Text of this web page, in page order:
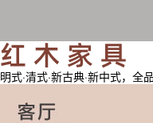
明式·清式·新古典·新中式，全